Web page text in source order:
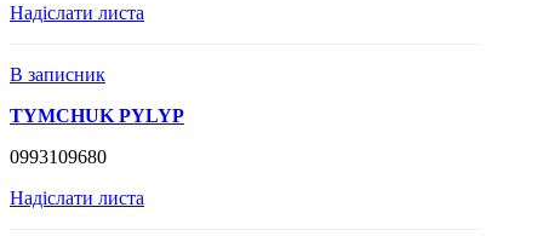
Надіслати листа
В записник
TYMCHUK PYLYP
0993109680
Надіслати листа